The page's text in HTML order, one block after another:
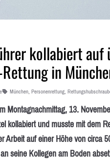
kollabiert
in
München, Personenrettung,
Montagnachmittag, 13.
kollabiert und musste mit dem
Arbeit auf einer Höhe von circa
seine Kollegen am Boden